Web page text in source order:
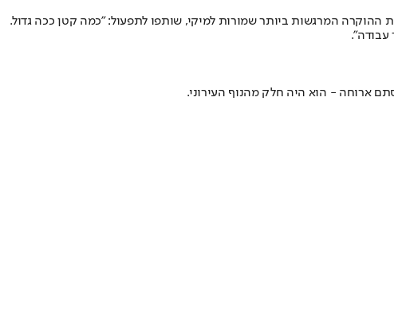
ההוקרה המרגשות ביותר שמורות למיקי, שותפו לתפעול: "כמה קטן ככה גדול.
עבודה".